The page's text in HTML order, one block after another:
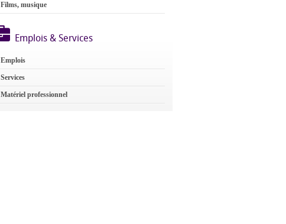
Films, musique
Emplois & Services
Emplois
Services
Matériel professionnel